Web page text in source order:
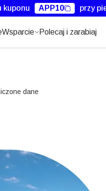
kuponu APP10 przy
Wsparcie Polecaj i zarabiaj
dane